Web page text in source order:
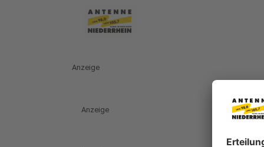
Anzeige
Anzeige